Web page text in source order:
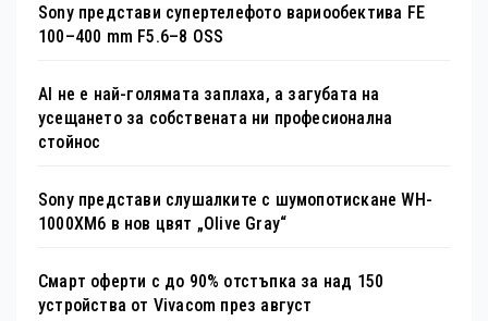
Sony представи супертелефото вариообектива FE
100–400 mm F5.6–8 OSS
AI не е най-голямата заплаха, а загубата на
усещането за собствената ни професионална
стойнос
Sony представи слушалките с шумопотискане WH-
1000XM6 в нов цвят „Olive Gray“
Смарт оферти с до 90% отстъпка за над 150
устройства от Vivacom през август